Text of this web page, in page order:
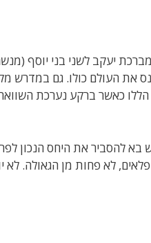
יעקב לשני בני יוסף
את העולם כולו. גם במדרש
כאשר ברקע נערכת
בא להסביר את היחס הנכון
לא פחות מן הגאולה. לא